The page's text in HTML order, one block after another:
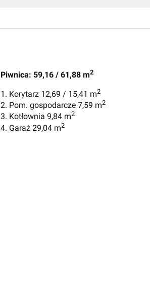
Piwnica: 59,16 / 61,88 m2
1. Korytarz 12,69 / 15,41 m2
2. Pom. gospodarcze 7,59 m2
3. Kotłownia 9,84 m2
4. Garaż 29,04 m2